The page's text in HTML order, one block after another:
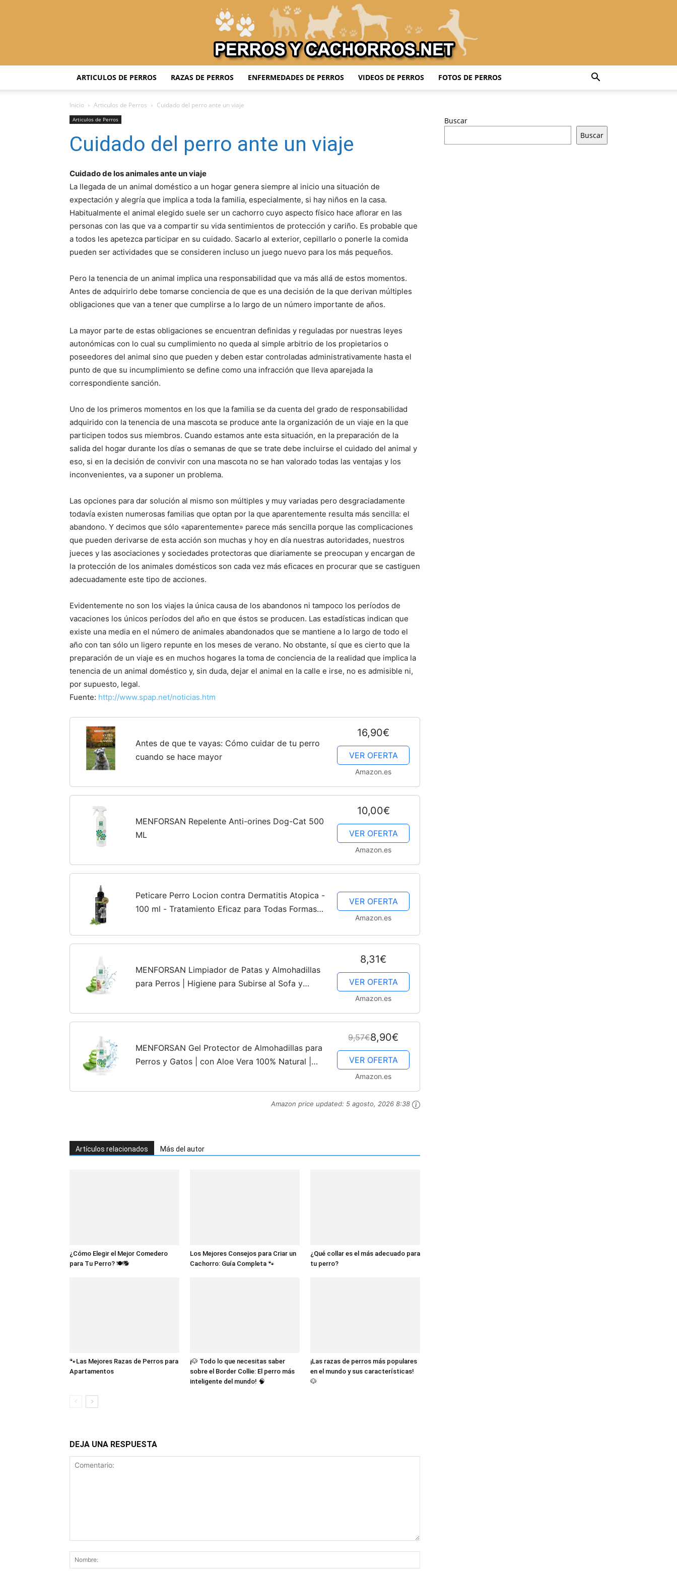
–
Razas
de
Perros
Fotos
de
ARTICULOS DE PERROS RAZAS DE PERROS ENFERMEDADES DE PERROS VIDEOS DE PERROS FOTOS DE PERROS
Inicio Articulos de Perros Cuidado del perro ante un viaje
Articulos de Perros
Cuidado del perro ante un viaje
Cuidado de los animales ante un viaje
La llegada de un animal doméstico a un hogar genera siempre al inicio una situación de
expectación y alegría que implica a toda la familia, especialmente, si hay niños en la casa.
Habitualmente el animal elegido suele ser un cachorro cuyo aspecto físico hace aflorar en las
personas con las que va a compartir su vida sentimientos de protección y cariño. Es probable que
a todos les apetezca participar en su cuidado. Sacarlo al exterior, cepillarlo o ponerle la comida
pueden ser actividades que se consideren incluso un juego nuevo para los más pequeños.
Pero la tenencia de un animal implica una responsabilidad que va más allá de estos momentos.
Antes de adquirirlo debe tomarse conciencia de que es una decisión de la que derivan múltiples
obligaciones que van a tener que cumplirse a lo largo de un número importante de años.
La mayor parte de estas obligaciones se encuentran definidas y reguladas por nuestras leyes
autonómicas con lo cual su cumplimiento no queda al simple arbitrio de los propietarios o
poseedores del animal sino que pueden y deben estar controladas administrativamente hasta el
punto de que su incumplimiento se define como una infracción que lleva aparejada la
correspondiente sanción.
Uno de los primeros momentos en los que la familia se da cuenta del grado de responsabilidad
adquirido con la tenencia de una mascota se produce ante la organización de un viaje en la que
participen todos sus miembros. Cuando estamos ante esta situación, en la preparación de la
salida del hogar durante los días o semanas de que se trate debe incluirse el cuidado del animal y
eso, si en la decisión de convivir con una mascota no se han valorado todas las ventajas y los
inconvenientes, va a suponer un problema.
Las opciones para dar solución al mismo son múltiples y muy variadas pero desgraciadamente
todavía existen numerosas familias que optan por la que aparentemente resulta más sencilla: el
abandono. Y decimos que sólo «aparentemente» parece más sencilla porque las complicaciones
que pueden derivarse de esta acción son muchas y hoy en día nuestras autoridades, nuestros
jueces y las asociaciones y sociedades protectoras que diariamente se preocupan y encargan de
la protección de los animales domésticos son cada vez más eficaces en procurar que se castiguen
adecuadamente este tipo de acciones.
Evidentemente no son los viajes la única causa de los abandonos ni tampoco los períodos de
vacaciones los únicos períodos del año en que éstos se producen. Las estadísticas indican que
existe una media en el número de animales abandonados que se mantiene a lo largo de todo el
año con tan sólo un ligero repunte en los meses de verano. No obstante, sí que es cierto que la
preparación de un viaje es en muchos hogares la toma de conciencia de la realidad que implica la
tenencia de un animal doméstico y, sin duda, dejar el animal en la calle e irse, no es admisible ni,
por supuesto, legal.
Fuente: http://www.spap.net/noticias.htm
Antes de que te vayas: Cómo cuidar de tu perro
cuando se hace mayor
16,90€
VER OFERTA
Amazon.es
MENFORSAN Repelente Anti-orines Dog-Cat 500
ML
10,00€
VER OFERTA
Amazon.es
Peticare Perro Locion contra Dermatitis Atopica -
100 ml - Tratamiento Eficaz para Todas Formas
Cuidado - petDog...
VER OFERTA
Amazon.es
MENFORSAN Limpiador de Patas y Almohadillas
para Perros | Higiene para Subirse al Sofa y
8,31€
VER OFERTA
Amazon.es
MENFORSAN Gel Protector de Almohadillas para
Perros y Gatos | con Aloe Vera 100% Natural |
9,57€8,90€
VER OFERTA
Amazon.es
Amazon price updated: 5 agosto, 2026 8:38
Artículos relacionados Más del autor
¿Cómo Elegir el Mejor Comedero
para Tu Perro? 🍽️🐕
Los Mejores Consejos para Criar un
Cachorro: Guía Completa 🐾
¿Qué collar es el más adecuado para
tu perro?
🐾Las Mejores Razas de Perros para
Apartamentos
¡🐶 Todo lo que necesitas saber
sobre el Border Collie: El perro más
inteligente del mundo! 🧠
¡Las razas de perros más populares
en el mundo y sus características!
🐶
DEJA UNA RESPUESTA
Buscar
Buscar